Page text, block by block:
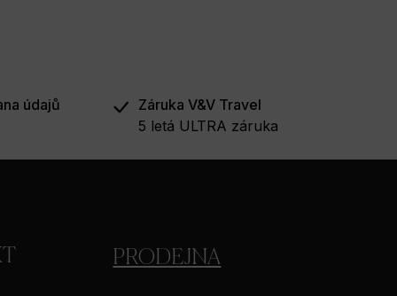
údajů
Záruka V&V Travel
5 letá ULTRA záruka
PRODEJNA